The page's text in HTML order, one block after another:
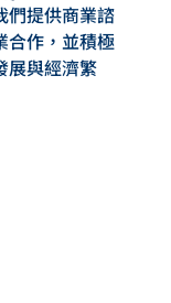
們提供商業諮
合作，並積極
展與經濟繁